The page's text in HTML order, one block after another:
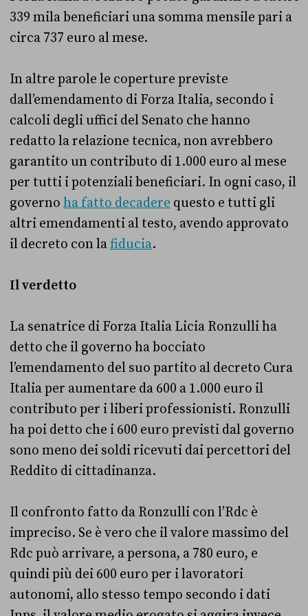
339 mila beneficiari una somma mensile pari a
circa 737 euro al mese.
In altre parole le coperture previste
dall’emendamento di Forza Italia, secondo i
calcoli degli uffici del Senato che hanno
redatto la relazione tecnica, non avrebbero
garantito un contributo di 1.000 euro al mese
per tutti i potenziali beneficiari. In ogni caso, il
governo ha fatto decadere questo e tutti gli
altri emendamenti al testo, avendo approvato
il decreto con lafiducia.
Il verdetto
La senatrice di Forza Italia Licia Ronzulli ha
detto che il governo ha bocciato
l’emendamento del suo partito al decreto Cura
Italia per aumentare da 600 a 1.000 euro il
contributo per i liberi professionisti. Ronzulli
ha poi detto che i 600 euro previsti dal governo
sono meno dei soldi ricevuti dai percettori del
Reddito di cittadinanza.
Il confronto fatto da Ronzulli con l’Rdc è
impreciso. Se è vero che il valore massimo del
Rdc può arrivare, a persona, a 780 euro, e
quindi più dei 600 euro per i lavoratori
autonomi, allo stesso tempo secondo i dati